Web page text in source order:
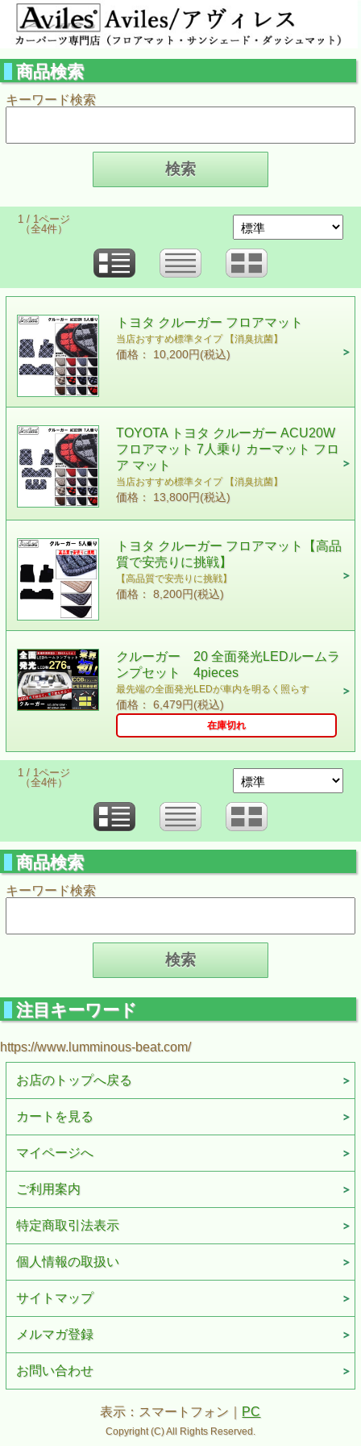
商品検索
キーワード検索
1 / 1ページ
（全4件）
トヨタ クルーガー フロアマット
当店おすすめ標準タイプ 【消臭抗菌】
価格： 10,200円(税込)
TOYOTA トヨタ クルーガー ACU20W
フロアマット 7人乗り カーマット フロ
ア マット
当店おすすめ標準タイプ 【消臭抗菌】
価格： 13,800円(税込)
トヨタ クルーガー フロアマット【高品
質で安売りに挑戦】
【高品質で安売りに挑戦】
価格： 8,200円(税込)
クルーガー 20 全面発光LEDルームラ
ンプセット 4pieces
最先端の全面発光LEDが車内を明るく照らす
価格： 6,479円(税込)
在庫切れ
1 / 1ページ
（全4件）
商品検索
キーワード検索
注目キーワード
https://www.lumminous-beat.com/
お店のトップへ戻る
カートを見る
マイページへ
ご利用案内
特定商取引法表示
個人情報の取扱い
サイトマップ
メルマガ登録
お問い合わせ
表示：スマートフォン｜ PC
Copyright (C) All Rights Reserved.